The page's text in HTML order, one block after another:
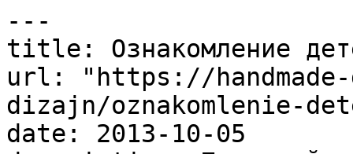
---
title: Ознакомление
url: "https://
dizajn/oznakomlenie-
date: 2013-10-05